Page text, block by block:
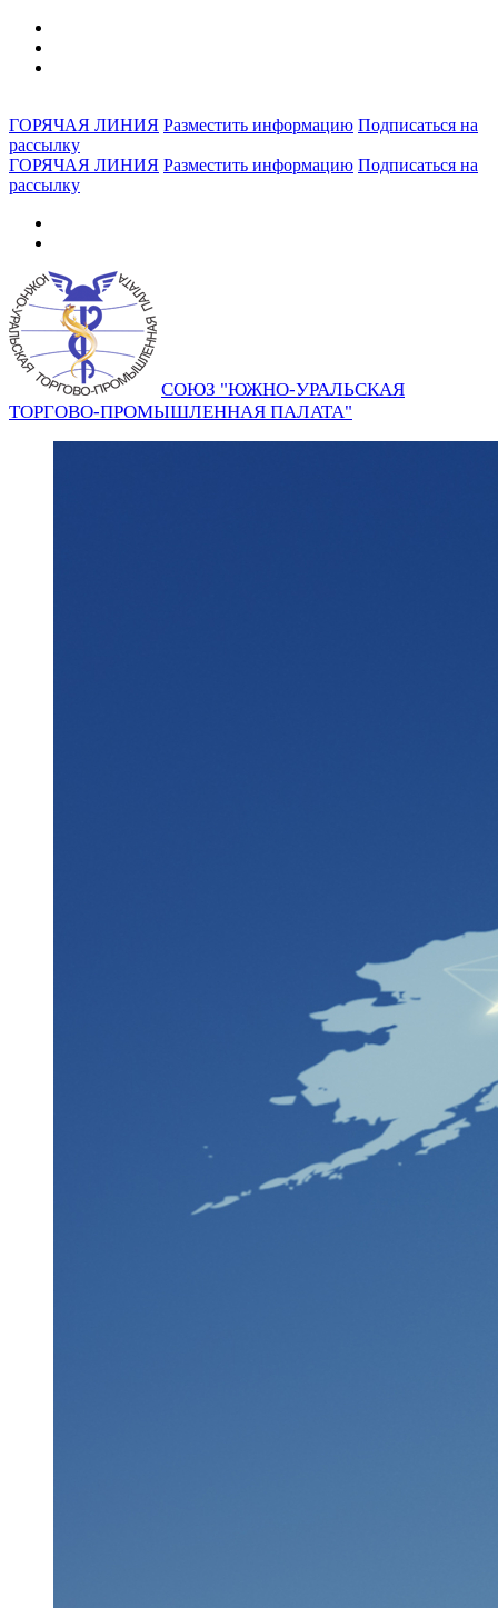
ГОРЯЧАЯ ЛИНИЯ Разместить информацию Подписаться на
рассылку
ГОРЯЧАЯ ЛИНИЯ Разместить информацию Подписаться на
рассылку
СОЮЗ "ЮЖНО-УРАЛЬСКАЯ
ТОРГОВО-ПРОМЫШЛЕННАЯ ПАЛАТА"